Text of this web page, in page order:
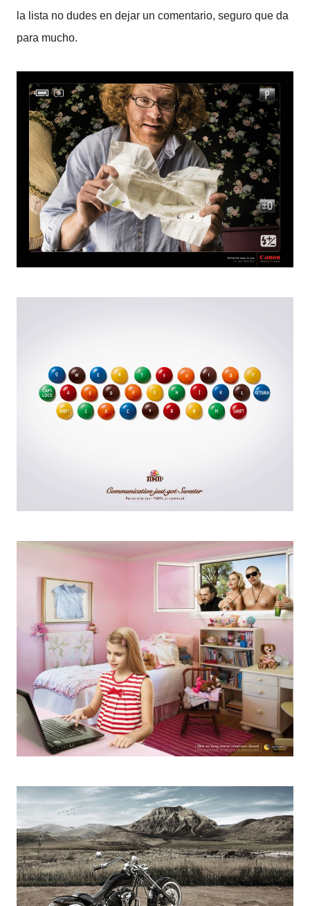
la lista no dudes en dejar un comentario, seguro que da
para mucho.